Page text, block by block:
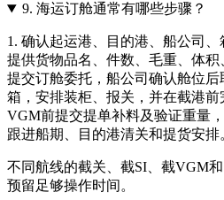
9. 海运订舱通常有哪些步骤？
1. 确认起运港、目的港、船公司
提供货物品名、件数、毛重、体
提交订舱委托，船公司确认舱位后
箱，安排装柜、报关，并在截港前
VGM前提交提单补料及验证重量
跟进船期、目的港清关和提货安排
不同航线的截关、截SI、截VGM
预留足够操作时间。